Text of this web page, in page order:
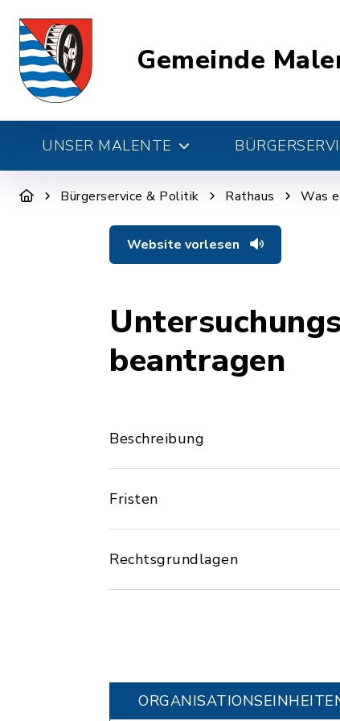
Gemeinde
UNSER MALENTE
Bürgerservice & Politik Rathaus Was
Website vorlesen
beantragen
Beschreibung
Fristen
Rechtsgrundlagen